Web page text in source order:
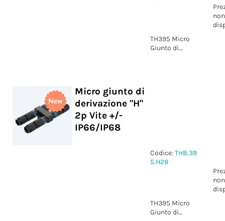
non
TH395 Micro
Giunto di
Micro giunto di
derivazione "H"
2p Vite +/-
IP66/IP68
Codice:THB.39
5.H2B
non
TH395 Micro
Giunto di